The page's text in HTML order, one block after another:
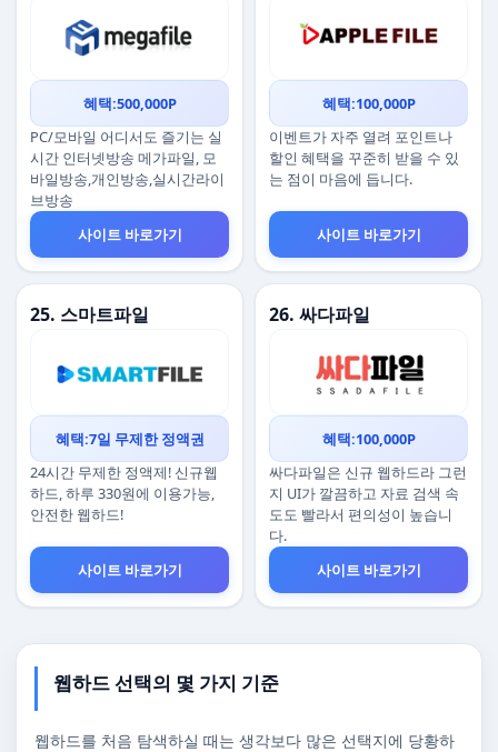
혜택:500,000P
PC/모바일 어디서도 즐기는 실
시간 인터넷방송 메가파일, 모
바일방송,개인방송,실시간라이
브방송
사이트 바로가기
혜택:100,000P
이벤트가 자주 열려 포인트나
할인 혜택을 꾸준히 받을 수 있
는 점이 마음에 듭니다.
사이트 바로가기
25. 스마트파일
혜택:7일 무제한 정액권
24시간 무제한 정액제! 신규웹
하드, 하루 330원에 이용가능,
안전한 웹하드!
사이트 바로가기
26. 싸다파일
혜택:100,000P
싸다파일은 신규 웹하드라 그런
지 UI가 깔끔하고 자료 검색 속
도도 빨라서 편의성이 높습니
다.
사이트 바로가기
웹하드 선택의 몇 가지 기준
웹하드를 처음 탐색하실 때는 생각보다 많은 선택지에 당황하